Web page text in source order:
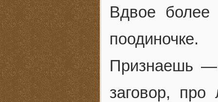
Вдвое более
Признаешь —
заговор, про